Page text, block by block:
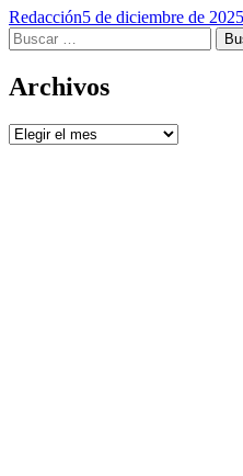
Redacción5 de diciembre de 2025
Buscar:
Archivos
Archivos